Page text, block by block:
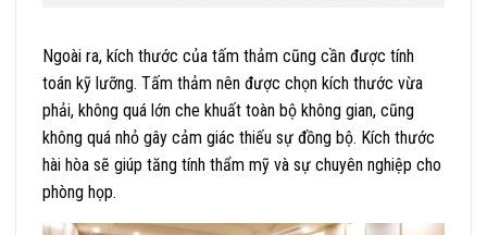
Ngoài ra, kích thước của tấm thảm cũng cần được tính
toán kỹ lưỡng. Tấm thảm nên được chọn kích thước vừa
phải, không quá lớn che khuất toàn bộ không gian, cũng
không quá nhỏ gây cảm giác thiếu sự đồng bộ. Kích thước
hài hòa sẽ giúp tăng tính thẩm mỹ và sự chuyên nghiệp cho
phòng họp.